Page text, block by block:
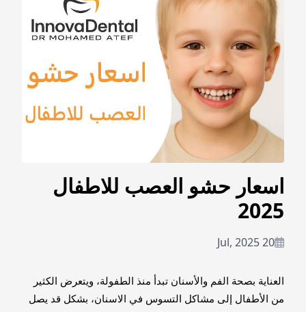
اسعار حشو العصب للاطفال
2025
20 Jul, 2025
العناية بصحة الفم والأسنان تبدأ منذ الطفولة، ويتعرض الكثير
من الأطفال إلى مشاكل التسوس في الاسنان، بشكل قد يصل